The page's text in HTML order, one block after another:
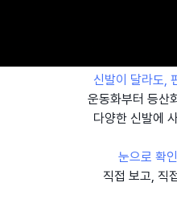
신발이 달라도,
운동화부터 등산
다양한 신발에
눈으로 확
직접 보고, 직